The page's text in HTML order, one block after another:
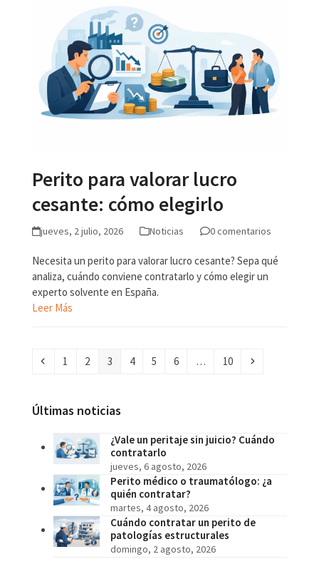
Perito para valorar lucro
cesante: cómo elegirlo
jueves, 2 julio, 2026 Noticias 0 comentarios
Necesita un perito para valorar lucro cesante? Sepa qué
analiza, cuándo conviene contratarlo y cómo elegir un
experto solvente en España.
Leer Más
Anterior
Page
1 Page
2 Page
3 Page
4 Page
5 Page
6 … Page
10 Siguiente
Últimas noticias
¿Vale un peritaje sin juicio? Cuándo
contratarlo
jueves, 6 agosto, 2026
Perito médico o traumatólogo: ¿a
quién contratar?
martes, 4 agosto, 2026
Cuándo contratar un perito de
patologías estructurales
domingo, 2 agosto, 2026